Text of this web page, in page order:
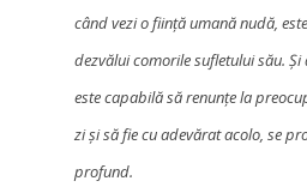
când vezi o ființă umană nudă,
dezvălui comorile sufletului său.
este capabilă să renunțe la
zi și să fie cu adevărat acolo, se
profund.